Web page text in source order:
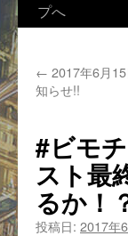
プへ
← 2017年6月
知らせ!!
#ビモ
スト最
るか！
投稿日: 2017年